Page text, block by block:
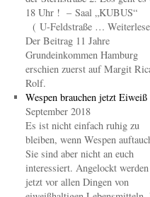
18 Uhr ! – Saal „KUBUS“
( U-Feldstraße …
Der Beitrag 11 Jahre
Grundeinkommen Hamburg
erschien zuerst auf Margit
Rolf.
Wespen brauchen jetzt Eiweiß
September 2018
Es ist nicht einfach ruhig zu
bleiben, wenn Wespen
Sie sind aber nicht an euch
interessiert. Angelockt
jetzt vor allen Dingen von